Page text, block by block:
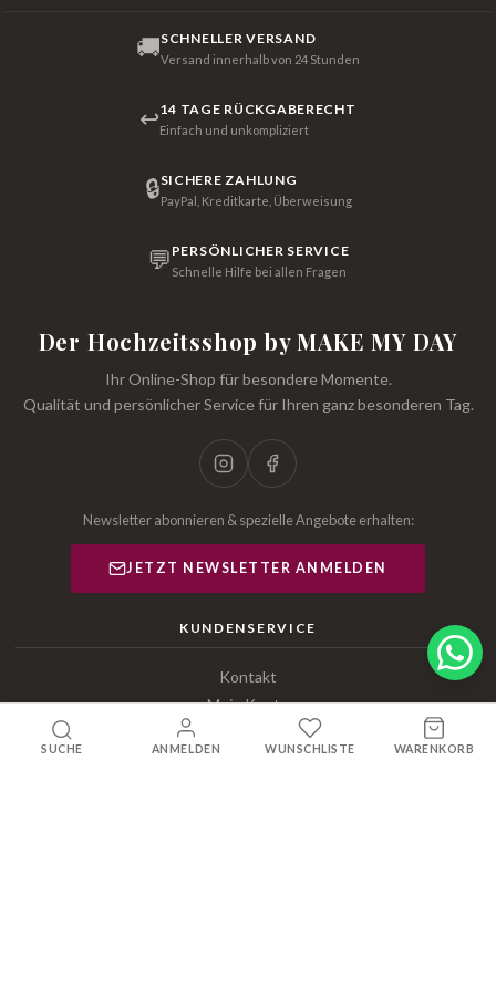
SUCHE ANMELDEN WUNSCHLISTE WARENKORB
🚚SCHNELLER VERSAND
Versand innerhalb von 24 Stunden
↩14 TAGE RÜCKGABERECHT
Einfach und unkompliziert
🔒SICHERE ZAHLUNG
PayPal, Kreditkarte, Überweisung
💬 PERSÖNLICHER SERVICE
Schnelle Hilfe bei allen Fragen
Der Hochzeitsshop by MAKE MY DAY
Ihr Online-Shop für besondere Momente.
Qualität und persönlicher Service für Ihren ganz besonderen Tag.
Newsletter abonnieren & spezielle Angebote erhalten:
JETZT NEWSLETTER ANMELDEN
KUNDENSERVICE
Kontakt
Mein Konto
Versand & Lieferung
Wunschliste